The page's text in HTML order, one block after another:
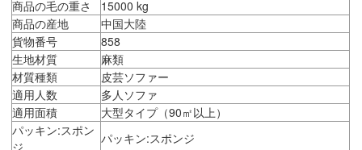
商品の毛の重さ
15000 kg
商品の産地
中国大陸
貨物番号
858
生地材質
麻類
材質種類
皮芸ソファー
適用人数
多人ソファ
適用面積
大型タイプ（90㎡以上）
パッキン:スポン
ジ
パッキン:スポンジ